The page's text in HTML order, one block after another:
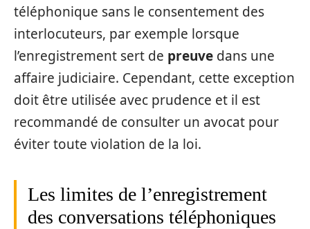
téléphonique sans le consentement des
interlocuteurs, par exemple lorsque
l’enregistrement sert de preuve dans une
affaire judiciaire. Cependant, cette exception
doit être utilisée avec prudence et il est
recommandé de consulter un avocat pour
éviter toute violation de la loi.
Les limites de l’enregistrement
des conversations téléphoniques